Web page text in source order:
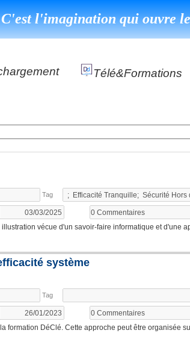
C'est l'imagination qui ouvre
DéClé Excellence Opérationnel
Télé&formations
Tag
vécue d'un savoir-faire informatique et d'une
système
Tag
formation DéClé. Cette approche peut être organisée